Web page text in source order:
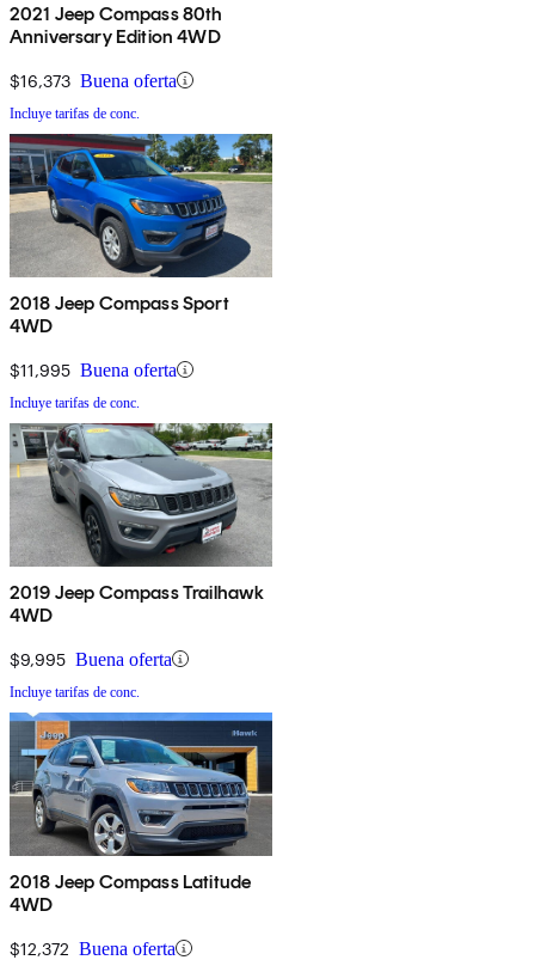
2021 Jeep Compass 80th
Anniversary Edition 4WD
$16,373 Buena oferta
Incluye tarifas de conc.
2018 Jeep Compass Sport
4WD
$11,995 Buena oferta
Incluye tarifas de conc.
2019 Jeep Compass Trailhawk
4WD
$9,995 Buena oferta
Incluye tarifas de conc.
2018 Jeep Compass Latitude
4WD
$12,372 Buena oferta